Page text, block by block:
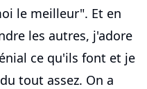
le meilleur". Et en
les autres, j'adore
ce qu'ils font et je
tout assez. On a